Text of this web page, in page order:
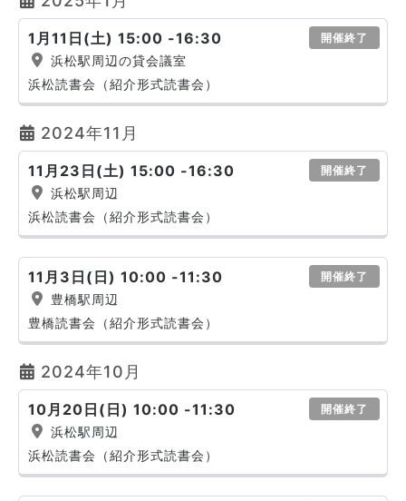
1月11日(土) 15:00 -16:30 開催終了
浜松駅周辺の貸会議室
浜松読書会（紹介形式読書会）
2024年11月
11月23日(土) 15:00 -16:30 開催終了
浜松駅周辺
浜松読書会（紹介形式読書会）
11月3日(日) 10:00 -11:30 開催終了
豊橋駅周辺
豊橋読書会（紹介形式読書会）
2024年10月
10月20日(日) 10:00 -11:30 開催終了
浜松駅周辺
浜松読書会（紹介形式読書会）